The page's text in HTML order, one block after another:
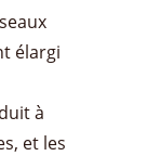
élargi
à
et les